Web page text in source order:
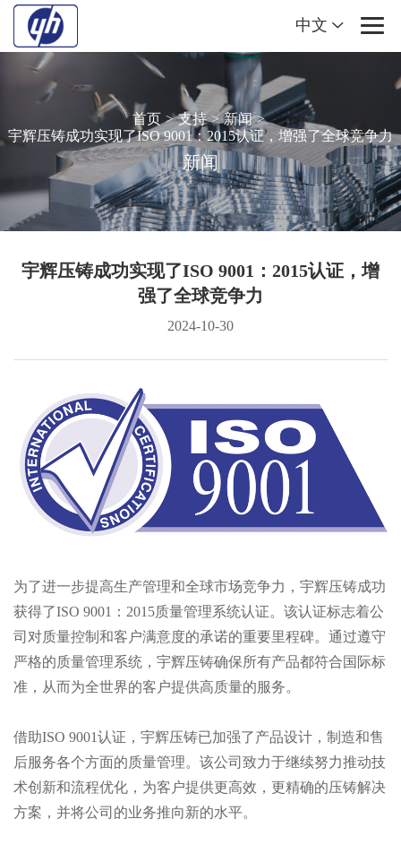
中文
首页 > 支持 > 新闻 >
宇辉压铸成功实现了ISO 9001：2015认证，增强了全球竞争力
新闻
宇辉压铸成功实现了ISO 9001：2015认证，增
强了全球竞争力
2024-10-30
为了进一步提高生产管理和全球市场竞争力，宇辉压铸成功
获得了ISO 9001：2015质量管理系统认证。该认证标志着公
司对质量控制和客户满意度的承诺的重要里程碑。通过遵守
严格的质量管理系统，宇辉压铸确保所有产品都符合国际标
准，从而为全世界的客户提供高质量的服务。
借助ISO 9001认证，宇辉压铸已加强了产品设计，制造和售
后服务各个方面的质量管理。该公司致力于继续努力推动技
术创新和流程优化，为客户提供更高效，更精确的压铸解决
方案，并将公司的业务推向新的水平。